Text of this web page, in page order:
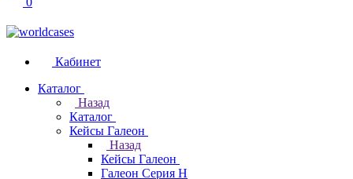
Кабинет
Каталог
Назад
Каталог
Кейсы Галеон
Назад
Кейсы Галеон
Галеон Серия Н